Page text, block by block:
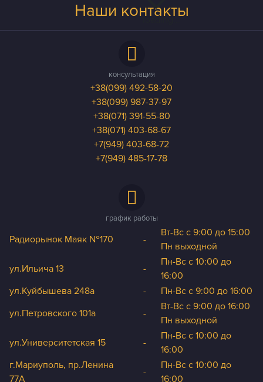
Наши контакты
консультация
+38(099) 492-58-20
+38(099) 987-37-97
+38(071) 391-55-80
+38(071) 403-68-67
+7(949) 403-68-72
+7(949) 485-17-78
график работы
Радиорынок Маяк №170 -
Вт-Вс с 9:00 до 15:00
Пн выходной
ул.Ильича 13
-
Пн-Вс с 10:00 до
16:00
ул.Куйбышева 248а
-
Пн-Вс с 9:00 до 16:00
ул.Петровского 101a
-
Вт-Вс с 9:00 до 16:00
Пн выходной
ул.Университетская 15
-
Пн-Вс с 10:00 до
16:00
г.Мариуполь, пр.Ленина
77А
-
Пн-Вс с 10:00 до
16:00